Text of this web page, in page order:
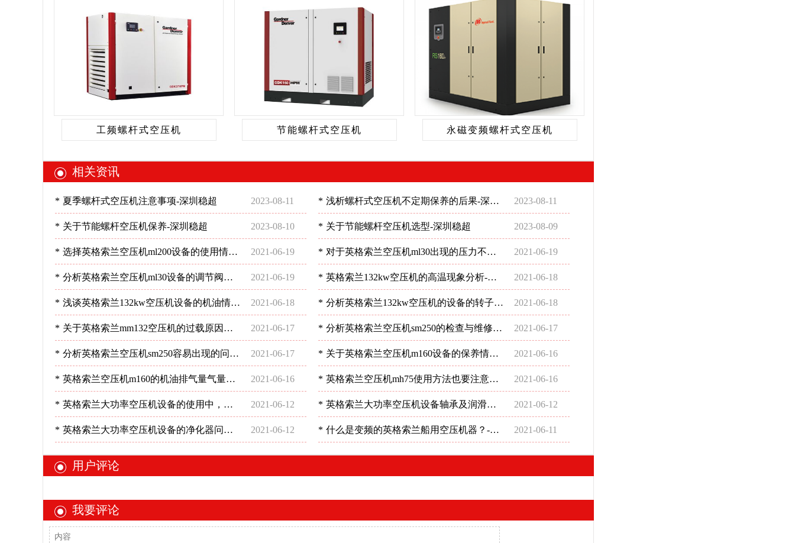
工频螺杆式空压机 节能螺杆式空压机 永磁变频螺杆式空压机
相关资讯
* 夏季螺杆式空压机注意事项-深圳稳超 2023-08-11 * 浅析螺杆式空压机不定期保养的后果-深圳
稳超
2023-08-11
* 关于节能螺杆空压机保养-深圳稳超 2023-08-10 * 关于节能螺杆空压机选型-深圳稳超 2023-08-09
* 选择英格索兰空压机ml200设备的使用情
况-深圳稳超
2021-06-19 * 对于英格索兰空压机ml30出现的压力不足
现象分析-深圳稳超
2021-06-19
* 分析英格索兰空压机ml30设备的调节阀情
况-深圳稳超
2021-06-19 * 英格索兰132kw空压机的高温现象分析-深
圳稳超
2021-06-18
* 浅谈英格索兰132kw空压机设备的机油情况
分析-深圳稳超
2021-06-18 * 分析英格索兰132kw空压机的设备的转子平
衡-深圳稳超
2021-06-18
* 关于英格索兰mm132空压机的过载原因及
方法分析-[深圳稳超]
2021-06-17 * 分析英格索兰空压机sm250的检查与维修情
况-深圳稳超
2021-06-17
* 分析英格索兰空压机sm250容易出现的问
题-深圳稳超
2021-06-17 * 关于英格索兰空压机m160设备的保养情况
分析-深圳稳超
2021-06-16
* 英格索兰空压机m160的机油排气量气量不
足？-深圳稳超
2021-06-16 * 英格索兰空压机mh75使用方法也要注意？-
深圳稳超
2021-06-16
* 英格索兰大功率空压机设备的使用中，管
道布置的要点是哪些？-深圳稳超
2021-06-12 * 英格索兰大功率空压机设备轴承及润滑油
的使用注意事项-深圳稳超
2021-06-12
* 英格索兰大功率空压机设备的净化器问
题，您清楚吗？-深圳稳超
2021-06-12 * 什么是变频的英格索兰船用空压机器？-深
圳稳超
2021-06-11
用户评论
我要评论